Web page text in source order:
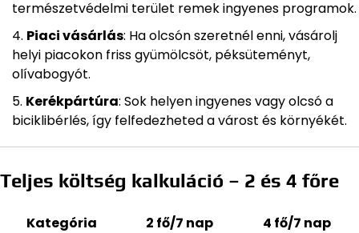
természetvédelmi terület remek ingyenes programok.
Piaci vásárlás: Ha olcsón szeretnél enni, vásárolj
helyi piacokon friss gyümölcsöt, péksüteményt,
olívabogyót.
Kerékpártúra: Sok helyen ingyenes vagy olcsó a
biciklibérlés, így felfedezheted a várost és környékét.
Teljes költség kalkuláció – 2 és 4 főre
Kategória 2 fő/7 nap
4 fő/7 nap